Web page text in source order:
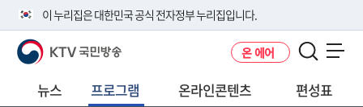
이 누리집은 대한민국 공식 전자정부 누리집입니다.
공식 누리집 주소 확인하기
니다.
KTV 국민방송 온 에어
뉴스 프로그램 온라인콘텐츠 편성표